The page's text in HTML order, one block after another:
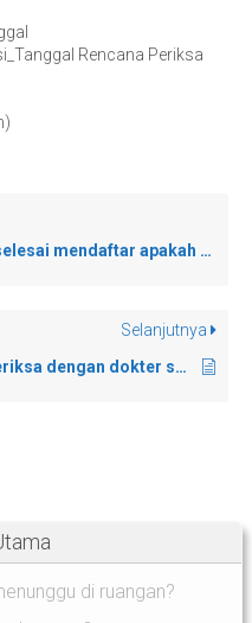
di ruangan?
Rencana Periksa
saya langsung menunggu ke poli?
Selanjutnya
(Jenis Pendaftaran) Bisakah periksa dengan dokter spesialis tanpa reservasi terlebih dahulu?